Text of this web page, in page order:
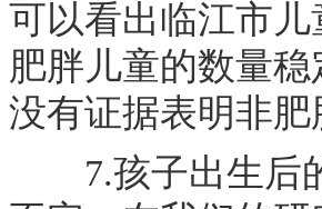
可以看出临江市
肥胖儿童的数量
没有证据表明非
7.孩子出生后的